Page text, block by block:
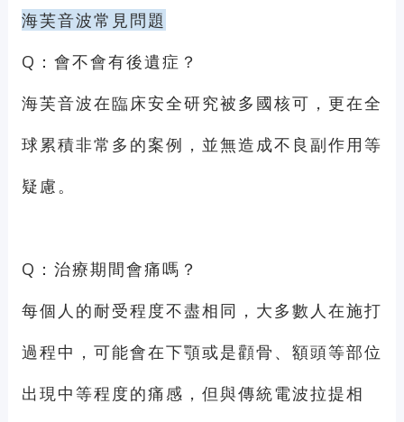
海芙音波常見問題
Q：會不會有後遺症？
海芙音波在臨床安全研究被多國核可，更在全
球累積非常多的案例，並無造成不良副作用等
疑慮。
Q：治療期間會痛嗎？
每個人的耐受程度不盡相同，大多數人在施打
過程中，可能會在下顎或是顴骨、額頭等部位
出現中等程度的痛感，但與傳統電波拉提相